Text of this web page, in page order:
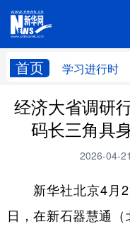
首页 学习进行时
学习进行时 高层
国际 财经
科技 科创
文化 书画
经济大省调研
码长三角具
2026-04-
新华社北京4月21
日，在新石器慧通